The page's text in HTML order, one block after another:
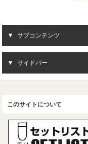
サブコンテンツ
サイドバー
このサイトについて